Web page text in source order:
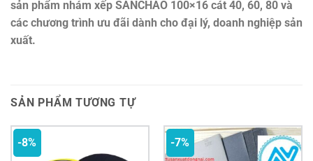
sản phẩm nhám xếp SANCHAO 100×16 cát 40, 60, 80 và
các chương trình ưu đãi dành cho đại lý, doanh nghiệp sản
xuất.
SẢN PHẨM TƯƠNG TỰ
-8% -7%